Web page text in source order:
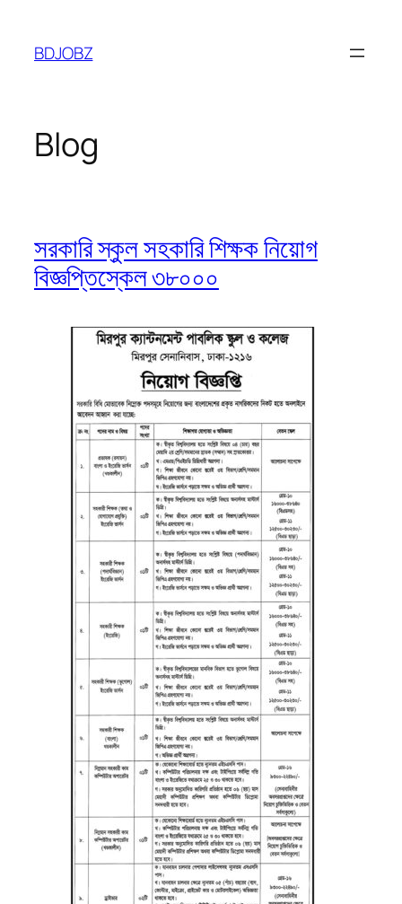
content
BDJOBZ
Blog
সরকারি স্কুল সহকারি শিক্ষক নিয়োগ
বিজ্ঞপ্তিস্কেল ৩৮০০০